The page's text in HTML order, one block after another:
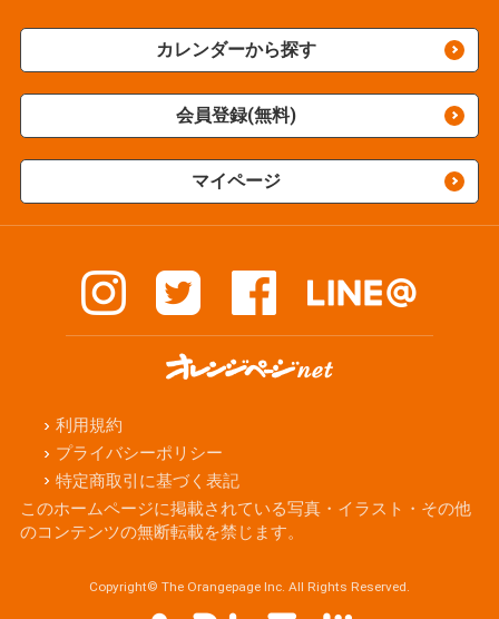
カレンダーから探す
会員登録(無料)
マイページ
利用規約
プライバシーポリシー
特定商取引に基づく表記
このホームページに掲載されている写真・イラスト・その他
のコンテンツの無断転載を禁じます。
Copyright© The Orangepage Inc. All Rights Reserved.